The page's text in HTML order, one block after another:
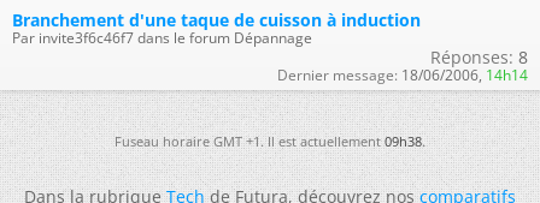
Branchement d'une taque de cuisson à induction
Par invite3f6c46f7 dans le forum Dépannage
Réponses: 8
Dernier message: 18/06/2006, 14h14
Fuseau horaire GMT +1. Il est actuellement09h38.
Dans la rubriqueTechde Futura, découvrez noscomparatifs